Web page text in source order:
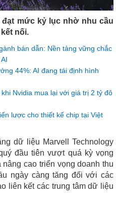
đạt mức kỷ lục nhờ nhu cầu
nối.
bán dẫn: Nền tảng vững chắc
44%: AI đang tái định hình
Nvidia mua lại với giá trị 2 tỷ đô
lược cho thiết kế chip tại Việt
dữ liệu Marvell Technology
đầu tiên vượt quá kỳ vọng
cao triển vọng doanh thu
ngày càng tăng đối với các
liên kết các trung tâm dữ liệu